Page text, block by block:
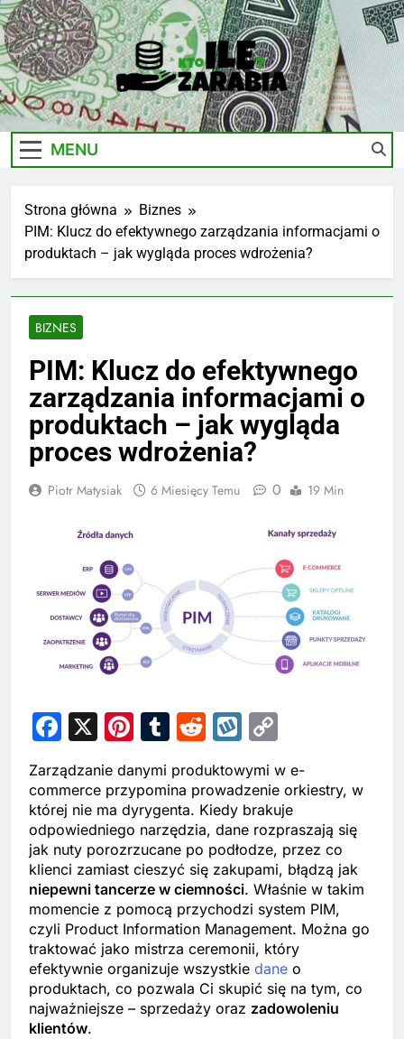
Skip
to
content
Ile-
Zarabia.edu.pl
Zarobki Gwiazd, Ciekawostki I Biznes
MENU
Strona główna
Biznes
PIM: Klucz do efektywnego zarządzania informacjami o
produktach – jak wygląda proces wdrożenia?
BIZNES
PIM: Klucz do efektywnego
zarządzania informacjami o
produktach – jak wygląda
proces wdrożenia?
Piotr Matysiak 6 Miesięcy Temu 0 19 Min
Facebook
X Pinterest
Tumblr
RedditWykop
Zarządzanie danymi produktowymi w e-
commerce przypomina prowadzenie orkiestry, w
której nie ma dyrygenta. Kiedy brakuje
odpowiedniego narzędzia, dane rozpraszają się
jak nuty porozrzucane po podłodze, przez co
klienci zamiast cieszyć się zakupami, błądzą jak
niepewni tancerze w ciemności. Właśnie w takim
momencie z pomocą przychodzi system PIM,
czyli Product Information Management. Można go
traktować jako mistrza ceremonii, który
efektywnie organizuje wszystkie dane o
produktach, co pozwala Ci skupić się na tym, co
najważniejsze – sprzedaży oraz zadowoleniu
klientów.